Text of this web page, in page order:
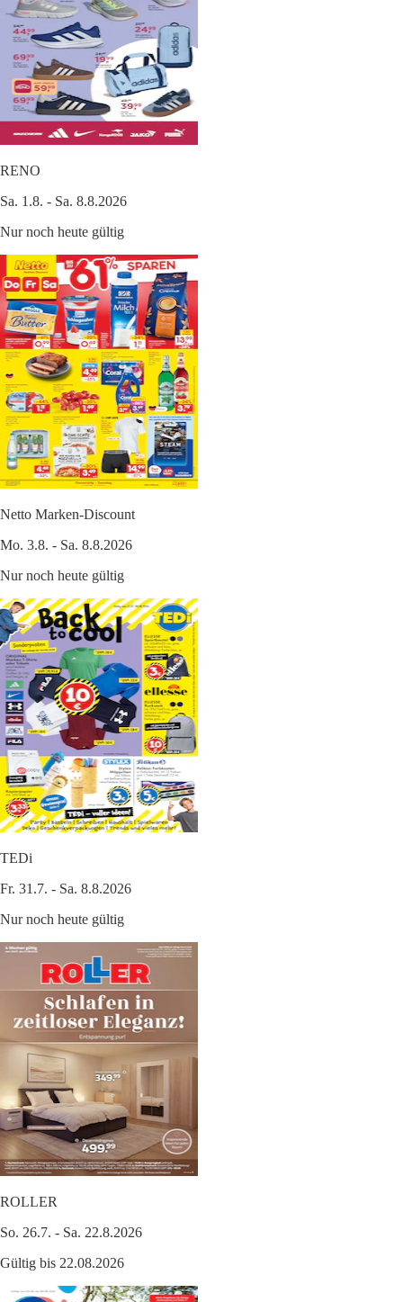
RENO
Sa. 1.8. - Sa. 8.8.2026
Nur noch heute gültig
Netto Marken-Discount
Mo. 3.8. - Sa. 8.8.2026
Nur noch heute gültig
TEDi
Fr. 31.7. - Sa. 8.8.2026
Nur noch heute gültig
ROLLER
So. 26.7. - Sa. 22.8.2026
Gültig bis 22.08.2026